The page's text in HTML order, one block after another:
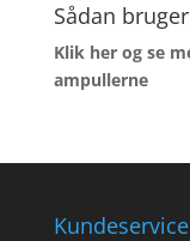
Sådan
Klik her og se
ampullerne
Kundeservice